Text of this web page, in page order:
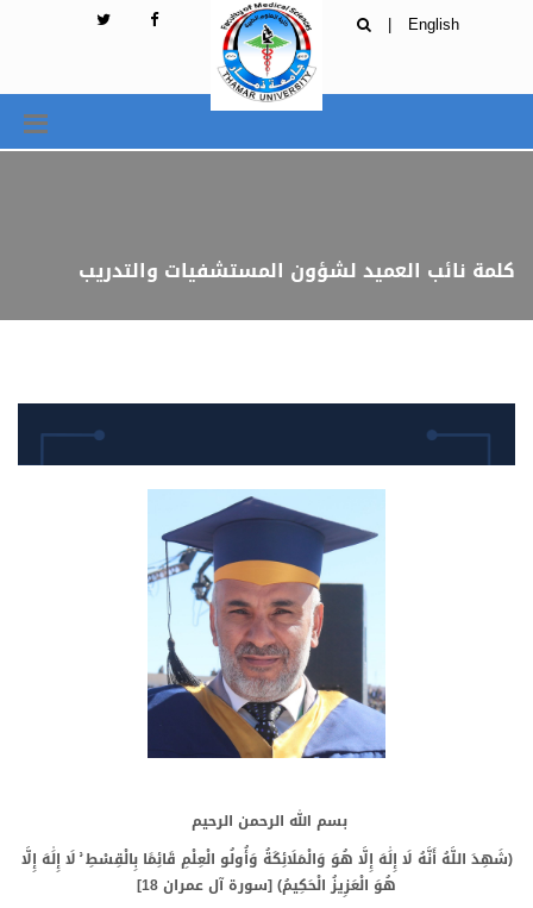
English
|
كلمة نائب العميد لشؤون المستشفيات والتدريب
بسم الله الرحمن الرحيم
(شَهِدَ اللَّهُ أَنَّهُ لَا إِلَٰهَ إِلَّا هُوَ وَالْمَلَائِكَةُ وَأُولُو الْعِلْمِ قَائِمًا بِالْقِسْطِ ۚ لَا إِلَٰهَ إِلَّا
هُوَ الْعَزِيزُ الْحَكِيمُ) [سورة آل عمران[18